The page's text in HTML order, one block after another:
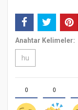
Anahtar Kelimeler:
hu
0 0